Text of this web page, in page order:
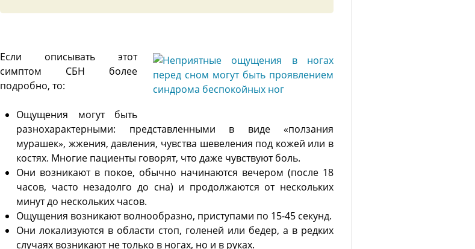
Если описывать этот
симптом СБН более
подробно, то:
Ощущения могут быть
разнохарактерными: представленными в виде «ползания
мурашек», жжения, давления, чувства шевеления под кожей или в
костях. Многие пациенты говорят, что даже чувствуют боль.
Они возникают в покое, обычно начинаются вечером (после 18
часов, часто незадолго до сна) и продолжаются от нескольких
минут до нескольких часов.
Ощущения возникают волнообразно, приступами по 15-45 секунд.
Они локализуются в области стоп, голеней или бедер, а в редких
случаях возникают не только в ногах, но и в руках.